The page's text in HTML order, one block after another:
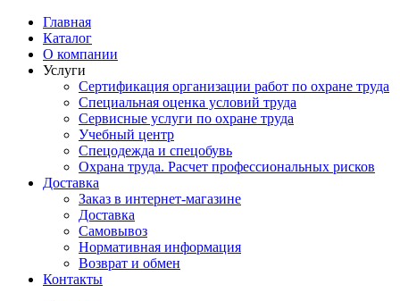
Перейти
содержимому
Главная
Каталог
О компании
Услуги
Сертификация организации работ по охране труда
Специальная оценка условий труда
Сервисные услуги по охране труда
Учебный центр
Спецодежда и спецобувь
Охрана труда. Расчет профессиональных рисков
Доставка
Заказ в интернет-магазине
Доставка
Самовывоз
Нормативная информация
Возврат и обмен
Контакты